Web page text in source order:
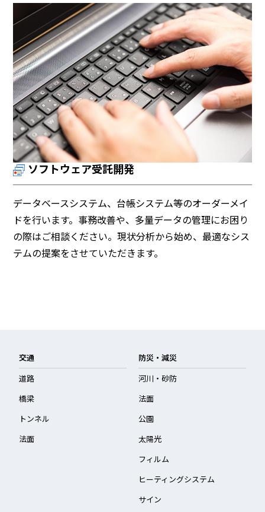
ソフトウェア受託開発
データベースシステム、台帳システム等のオーダーメイ
ドを行います。事務改善や、多量データの管理にお困り
の際はご相談ください。現状分析から始め、最適なシス
テムの提案をさせていただきます。
交通
道路
橋梁
トンネル
法面
防災・減災
河川・砂防
法面
公園
太陽光
フィルム
ヒーティングシステム
サイン